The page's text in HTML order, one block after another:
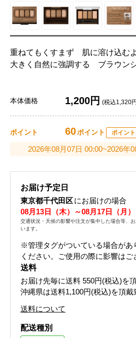
重ねてもくすまず 肌に溶け込む
大きく自然に強調する ブラウン
本体価格 1,200円 (税込1,320
ポイント 60ポイント ポイン
2026年08月07日 00:00~2026年
お届け予定日
東京都千代田区にお届けの場合
08月13日（木）～08月17日（月）
交通状況・天候の影響や注文が集中した場合等、
います。
※管理タグがついている場合があ
ください。ご使用の際に影響はご
送料
お届け先毎に送料 550円(税込)を
沖縄県は送料1,100円(税込)を頂戴
送料について
配送種別